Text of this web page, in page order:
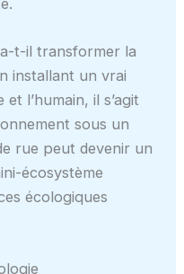
t-il transformer la
installant un vrai
l’humain, il s’agit
sous un
rue peut devenir un
écosystème
écologiques